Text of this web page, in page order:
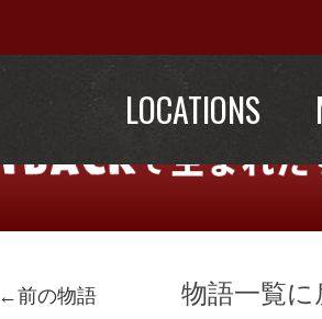
LOCATIONS
←前の物語 物語一覧に